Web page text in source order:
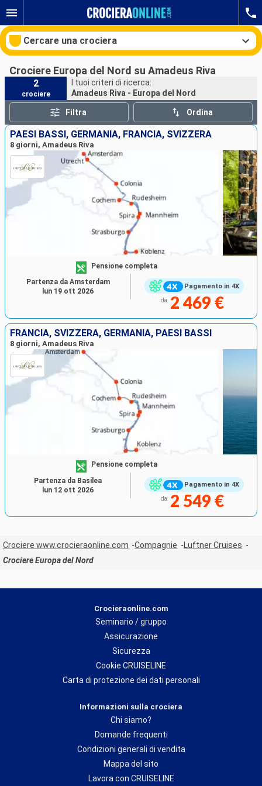
Cercare una crociera
Le nostre destinazioni
Mesi di partenza
Porti
Ricerca
Crociere Europa del Nord su Amadeus Riva
2
crociere
I tuoi criteri di ricerca:
Amadeus Riva - Europa del Nord
Filtra Ordina
PAESI BASSI, GERMANIA, FRANCIA, SVIZZERA
8 giorni, Amadeus Riva
Pagamento in 4X
Pensione completa
da 2 469 €
Partenza da Amsterdam
lun 19 ott 2026
FRANCIA, SVIZZERA, GERMANIA, PAESI BASSI
8 giorni, Amadeus Riva
Pagamento in 4X
Pensione completa
da 2 549 €
Partenza da Basilea
lun 12 ott 2026
Crociere www.crocieraonline.com Compagnie
Luftner Cruises
Crociere Europa del Nord
Crocieraonline.com
Seminario / gruppo
Assicurazione
Sicurezza
Cookie CRUISELINE
Carta di protezione dei dati personali
Informazioni sulla crociera
Chi siamo?
Domande frequenti
Condizioni generali di vendita
Mappa del sito
Lavora con CRUISELINE